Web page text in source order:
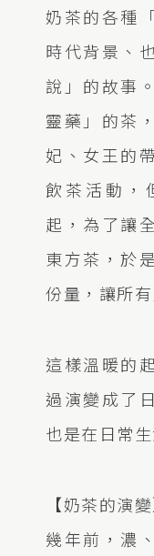
奶茶的各種
時代背景、
說」的故事
靈藥」的茶
妃、女王的
飲茶活動，
起，為了讓
東方茶，於
份量，讓所
這樣溫暖的
過演變成了
也是在日常
【奶茶的演變
幾年前，濃